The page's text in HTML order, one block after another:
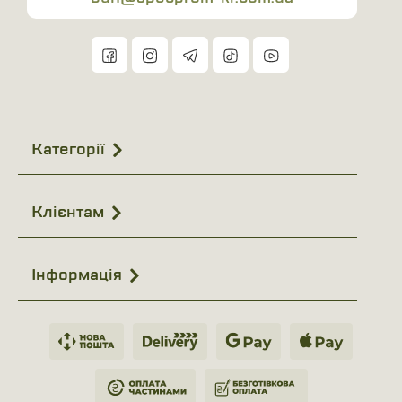
Карабін підходить для кріплення на
рюкзаку, поясі, лямках або всередині сумки
чи розвантажувальної системи.
як зовні, так і всередині спорядження.
додаткового спорядження, а не для
альпінізму чи високих навантажень.
Це слід враховувати при виборі способу
Технічні характеристики:
00000006672.
Категорії
Клієнтам
Інформація